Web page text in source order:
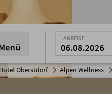
Hotel Oberstdorf Alpen Wellness
ANREISE
06.08.2026